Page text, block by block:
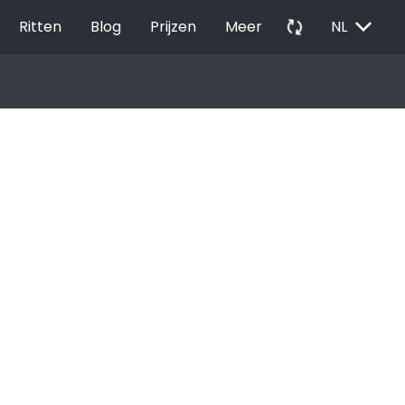
Ritten Blog Prijzen Meer autorenew NL EXPAND_MORE